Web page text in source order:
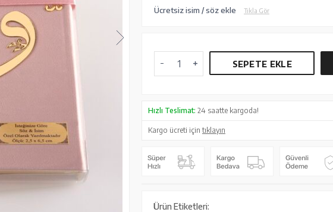
Ücretsiz isim / söz ekle Tıkla Gör
SEPETE EKLE
Hızlı Teslimat: 24 saatte kargoda!
Kargo ücreti içintıklayın
Ürün Etiketleri: